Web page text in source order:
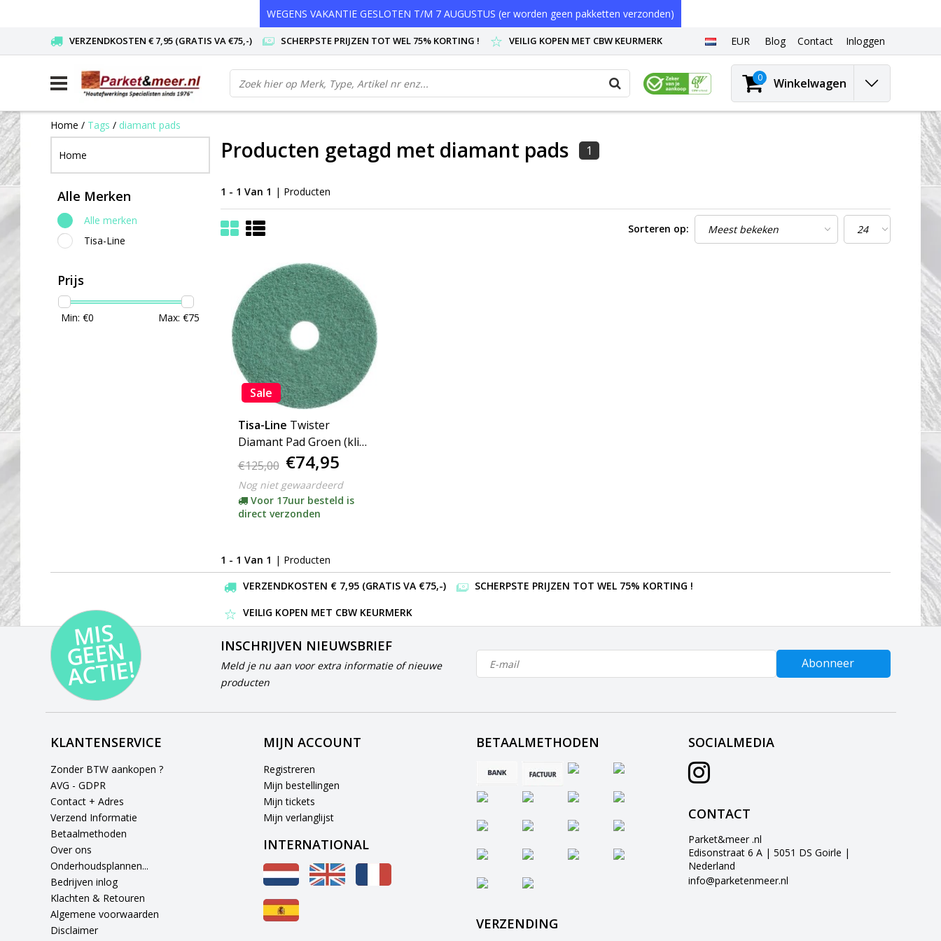
WEGENS VAKANTIE GESLOTEN T/M 7 AUGUSTUS (er worden geen pakketten verzonden)
VERZENDKOSTEN € 7,95 (GRATIS VA €75,-) SCHERPSTE PRIJZEN TOT WEL 75% KORTING ! VEILIG KOPEN MET CBW KEURMERK EUR Blog Contact Inloggen
0 Winkelwagen
Home / Tags / diamant pads
Home
Alle Merken
Alle merken
Tisa-Line
Prijs
Min: €0 Max: €75
Producten getagd met diamant pads 1
1 - 1 Van 1 | Producten
Sorteren op:
Sale
Tisa-Line Twister
Diamant Pad Groen (klik
hier voor de maat)
€125,00 €74,95
Nog niet gewaardeerd
Voor 17uur besteld is
direct verzonden
1 - 1 Van 1 | Producten
VERZENDKOSTEN € 7,95 (GRATIS VA €75,-)
SCHERPSTE PRIJZEN TOT WEL 75% KORTING !
VEILIG KOPEN MET CBW KEURMERK
MI
S
G
E
E
N
A
C
TI
E!
INSCHRIJVEN NIEUWSBRIEF
Meld je nu aan voor extra informatie of nieuwe
producten
Abonneer
KLANTENSERVICE
Zonder BTW aankopen ?
AVG - GDPR
Contact + Adres
Verzend Informatie
Betaalmethoden
Over ons
Onderhoudsplannen...
Bedrijven inlog
Klachten & Retouren
Algemene voorwaarden
Disclaimer
MIJN ACCOUNT
Registreren
Mijn bestellingen
Mijn tickets
Mijn verlanglijst
INTERNATIONAL
BETAALMETHODEN
VERZENDING
SOCIALMEDIA
CONTACT
Parket&meer .nl
Edisonstraat 6 A | 5051 DS Goirle |
Nederland
info@parketenmeer.nl